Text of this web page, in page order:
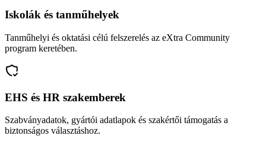
Iskolák és tanműhelyek
Tanműhelyi és oktatási célú felszerelés az eXtra Community
program keretében.
EHS és HR szakemberek
Szabványadatok, gyártói adatlapok és szakértői támogatás a
biztonságos választáshoz.